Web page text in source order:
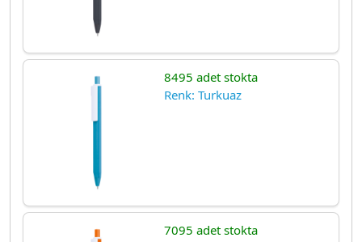
8495 adet stokta
Renk: Turkuaz
7095 adet stokta